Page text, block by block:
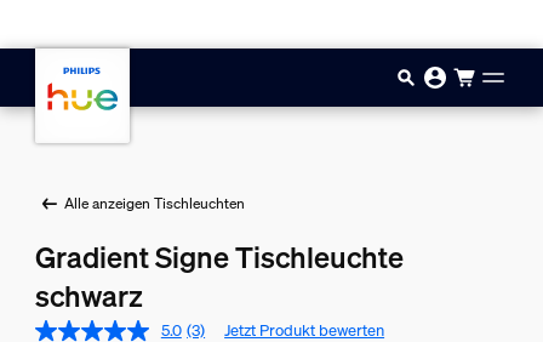
Alle anzeigen Tischleuchten
Gradient Signe Tischleuchte
schwarz
5.0 (3) Jetzt Produkt bewerten